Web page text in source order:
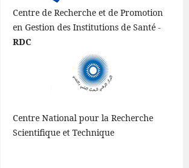
Centre de Recherche et de Promotion
en Gestion des Institutions de Santé -
RDC
Centre National pour la Recherche
Scientifique et Technique